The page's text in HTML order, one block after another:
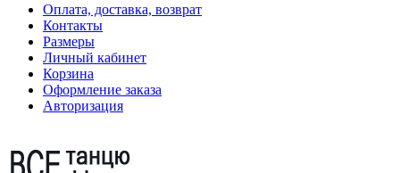
Оплата, доставка, возврат
Контакты
Размеры
Личный кабинет
Корзина
Оформление заказа
Авторизация